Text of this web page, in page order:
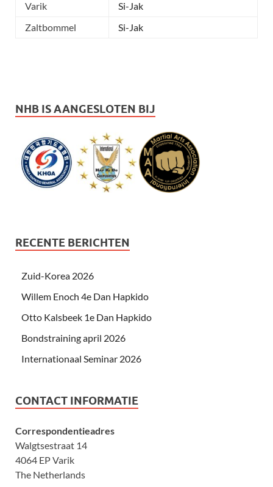
Varik
Si-Jak
Zaltbommel
Si-Jak
NHB IS AANGESLOTEN BIJ
RECENTE BERICHTEN
Zuid-Korea 2026
Willem Enoch 4e Dan Hapkido
Otto Kalsbeek 1e Dan Hapkido
Bondstraining april 2026
Internationaal Seminar 2026
CONTACT INFORMATIE
Correspondentieadres
Walgtsestraat 14
4064 EP Varik
The Netherlands